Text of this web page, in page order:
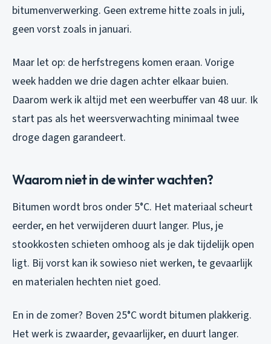
bitumenverwerking. Geen extreme hitte zoals in juli,
geen vorst zoals in januari.
Maar let op: de herfstregens komen eraan. Vorige
week hadden we drie dagen achter elkaar buien.
Daarom werk ik altijd met een weerbuffer van 48 uur. Ik
start pas als het weersverwachting minimaal twee
droge dagen garandeert.
Waarom niet in de winter wachten?
Bitumen wordt bros onder 5°C. Het materiaal scheurt
eerder, en het verwijderen duurt langer. Plus, je
stookkosten schieten omhoog als je dak tijdelijk open
ligt. Bij vorst kan ik sowieso niet werken, te gevaarlijk
en materialen hechten niet goed.
En in de zomer? Boven 25°C wordt bitumen plakkerig.
Het werk is zwaarder, gevaarlijker, en duurt langer.